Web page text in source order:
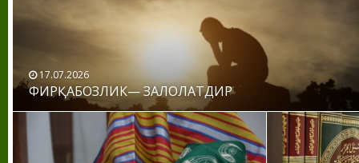
17.07.2026
ФИРҚАБОЗЛИК— ЗАЛОЛАТДИР